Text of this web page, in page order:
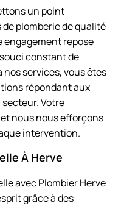
un point
plomberie de qualité
engagement repose
constant de
nos services, vous êtes
répondant aux
Votre
nous nous efforçons
intervention.
À Herve
avec Plombier Herve
grâce à des